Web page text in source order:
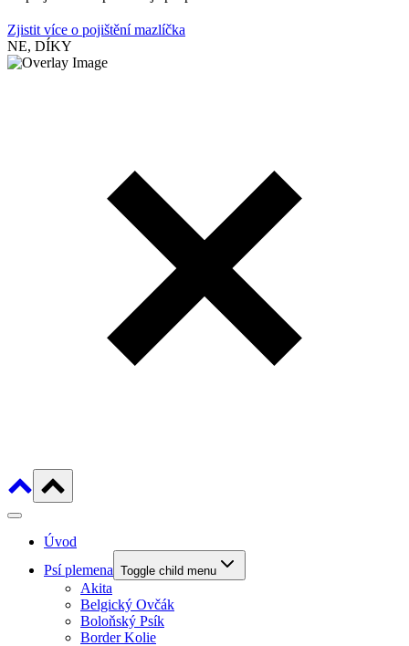
Zjistit více o pojištění mazlíčka
NE, DÍKY
Úvod
Psí plemena Toggle child menu
Akita
Belgický Ovčák
Boloňský Psík
Border Kolie